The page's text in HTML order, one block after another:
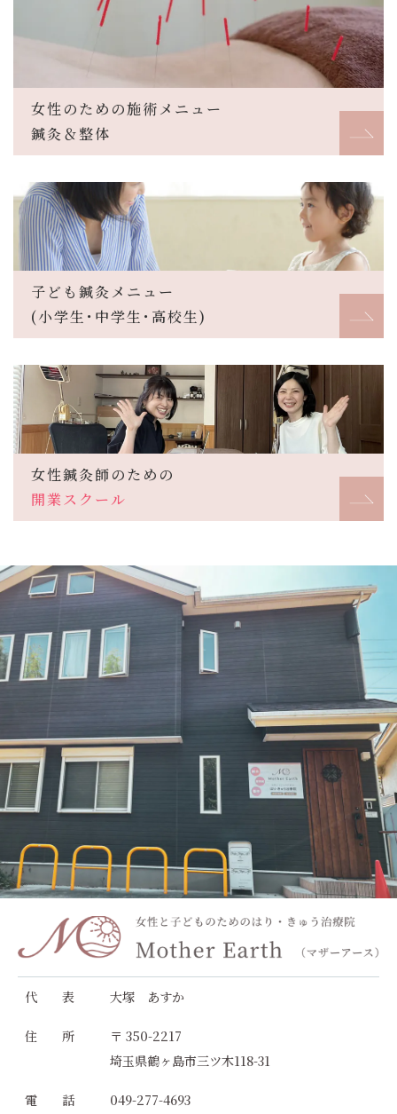
女性のための施術メニュー
鍼灸＆整体
子ども鍼灸メニュー
(小学生･中学生･高校生)
女性鍼灸師のための
開業スクール
代 表 大塚 あすか
住 所
〒 350-2217
埼玉県鶴ヶ島市三ツ木118-31
電 話
049-277-4693